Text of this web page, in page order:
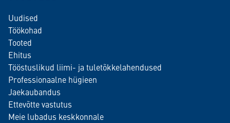
Uudised
Töökohad
Tooted
Ehitus
Tööstuslikud liimi- ja tuletõkkelahendused
Professionaalne hügieen
Jaekaubandus
Ettevõtte vastutus
Meie lubadus keskkonnale